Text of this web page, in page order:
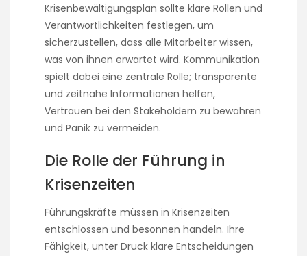
Krisenbewältigungsplan sollte klare Rollen und
Verantwortlichkeiten festlegen, um
sicherzustellen, dass alle Mitarbeiter wissen,
was von ihnen erwartet wird. Kommunikation
spielt dabei eine zentrale Rolle; transparente
und zeitnahe Informationen helfen,
Vertrauen bei den Stakeholdern zu bewahren
und Panik zu vermeiden.
Die Rolle der Führung in
Krisenzeiten
Führungskräfte müssen in Krisenzeiten
entschlossen und besonnen handeln. Ihre
Fähigkeit, unter Druck klare Entscheidungen